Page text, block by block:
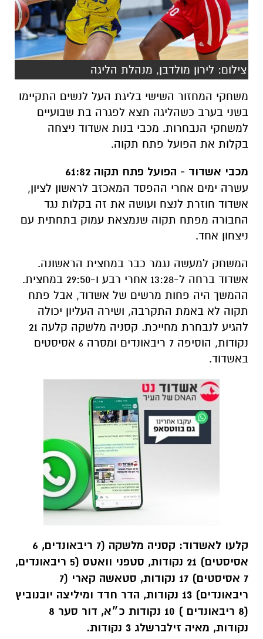
צילום: לירון מולדבן, מנהלת הליגה
משחקי המחזור השישי בליגת העל לנשים התקיימו
בשני בערב כשהליגה תצא לפגרה בת שבועיים
למשחקי הנבחרות. מכבי בנות אשדוד ניצחה
בקלות את הפועל פתח תקוה.
מכבי אשדוד - הפועל פתח תקוה 61:82
עשרה ימים אחרי ההפסד המאכזב לראשון לציון,
אשדוד חוזרת לנצח ועושה את זה בקלות נגד
החבורה מפתח תקוה שנמצאת עמוק בתחתית עם
ניצחון אחד.
המשחק למעשה נגמר כבר במחצית הראשונה.
אשדוד ברחה ל-13:28 אחרי רבע ו-29:50 במחצית.
ההמשך היה פחות מרשים של אשדוד, אבל פתח
תקוה לא באמת התקרבה, ושירה העליון יכולה
להגיע לנבחרת מחייכת. קסניה מלשקה קלעה 21
נקודות, הוסיפה 7 ריבאונדים ומסרה 6 אסיסטים
באשדוד.
קלעו לאשדוד: קסניה מלשקה (7 ריבאונדים, 6
אסיסטים) 21 נקודות, סטפני וואטס (5 ריבאונדים,
7 אסיסטים) 17 נקודות, סטאשה קארי (7
ריבאונדים) 13 נקודות, הדר חדד ומיליצה יובנוביץ
(8 ריבאונדים ) 10 נקודות כ״א, דור סער 8
נקודות, מאיה זילברשלג 3 נקודות.